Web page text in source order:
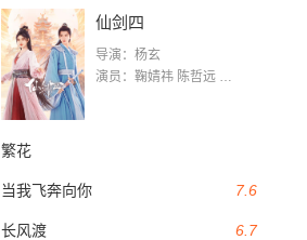
仙剑四
导演：杨玄
演员：鞠婧祎 陈哲远 茅子俊 毛晓慧 王媛可 张志浩 林枫松 张帆（演员）
繁花
7.6
当我飞奔向你
6.7
长风渡